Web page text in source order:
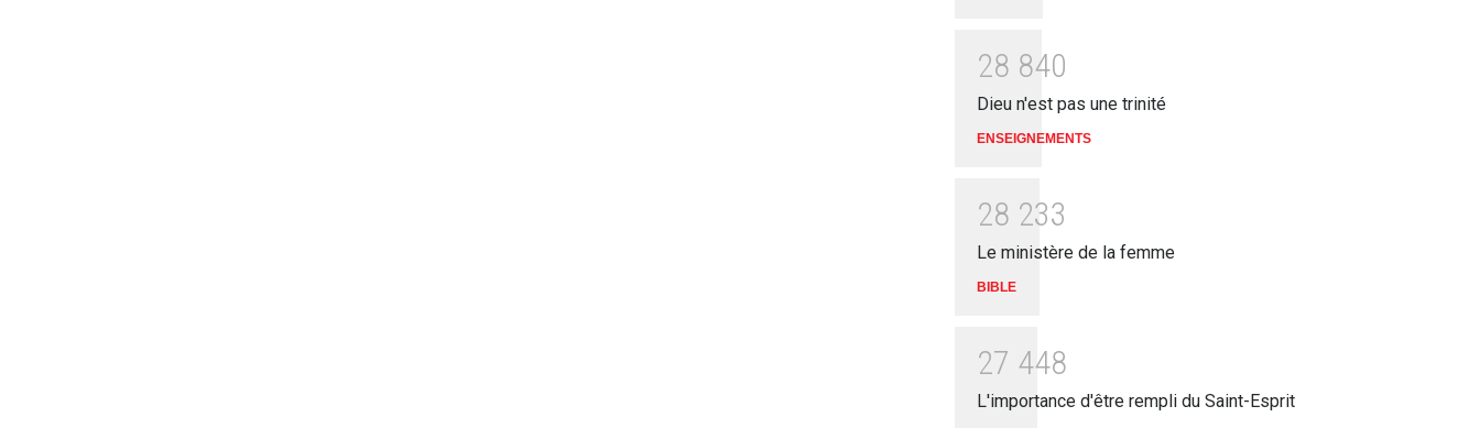
28 840
Dieu n'est pas une trinité
ENSEIGNEMENTS
28 233
Le ministère de la femme
BIBLE
27 448
L'importance d'être rempli du Saint-Esprit